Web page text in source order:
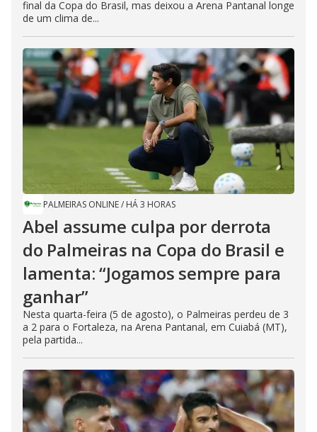
final da Copa do Brasil, mas deixou a Arena Pantanal longe
de um clima de...
PALMEIRAS ONLINE/ HÁ 3 HORAS
Abel assume culpa por derrota
do Palmeiras na Copa do Brasil e
lamenta: “Jogamos sempre para
ganhar”
Nesta quarta-feira (5 de agosto), o Palmeiras perdeu de 3
a 2 para o Fortaleza, na Arena Pantanal, em Cuiabá (MT),
pela partida...